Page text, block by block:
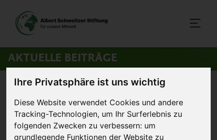
Ihre Privatsphäre ist uns wichtig
Diese Website verwendet Cookies und andere
Tracking-Technologien, um Ihr Surferlebnis zu
folgenden Zwecken zu verbessern: um
grundlegende Funktionen der Website zu
AKTUELLE BEITRÄGE
Startseite > Aktuelles>Rezension: Peaceful gardening
19. Mai 2015 Artikel